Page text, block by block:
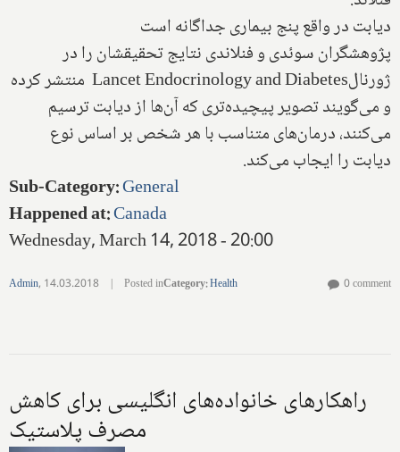
دیابت در واقع پنج بیماری جداگانه است
پژوهشگران سوئدی و فنلاندی نتایج تحقیقشان را در
ژورنالLancet Endocrinology and Diabetes منتشر کرده‌
و می‌گویند تصویر پیچیده‌تری که آن‌ها از دیابت ترسیم
می‌کنند، درمان‌های متناسب با هر شخص بر اساس نوع
دیابت را ایجاب می‌کند.
Sub-Category:General
Happened at:Canada
Wednesday, March 14, 2018 - 20:00
Admin, 14.03.2018 | Posted inCategory:Health 0 comment
راهکارهای خانواده‌های انگلیسی برای کاهش
مصرف پلاستیک